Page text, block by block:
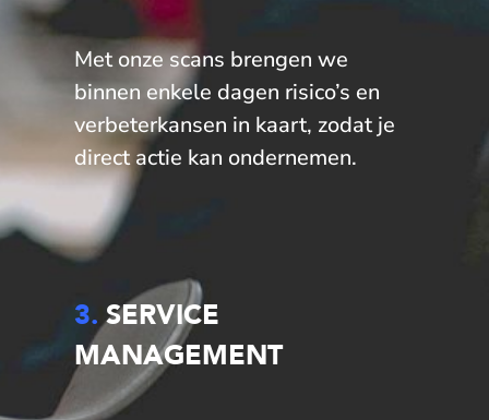
Met onze scans brengen we
binnen enkele dagen risico’s en
verbeterkansen in kaart, zodat je
direct actie kan ondernemen.
3. SERVICE
MANAGEMENT